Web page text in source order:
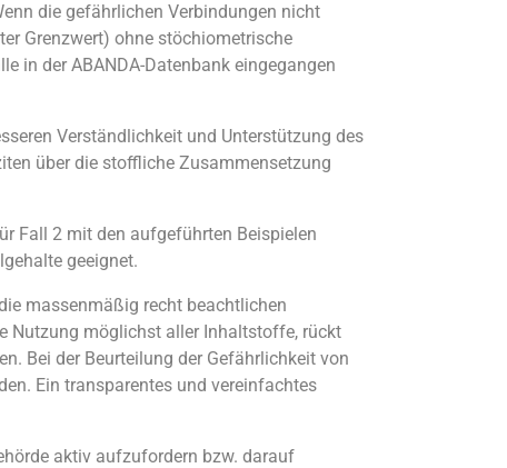
die gefährlichen Verbindungen nicht
Grenzwert) ohne stöchiometrische
in der ABANDA-Datenbank eingegangen
Verständlichkeit und Unterstützung des
über die stoffliche Zusammensetzung
Fall 2 mit den aufgeführten Beispielen
geeignet.
massenmäßig recht beachtlichen
Nutzung möglichst aller Inhaltstoffe, rückt
Bei der Beurteilung der Gefährlichkeit von
Ein transparentes und vereinfachtes
aktiv aufzufordern bzw. darauf